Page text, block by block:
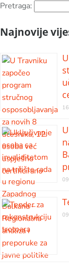
Pretraga:
Najnovije